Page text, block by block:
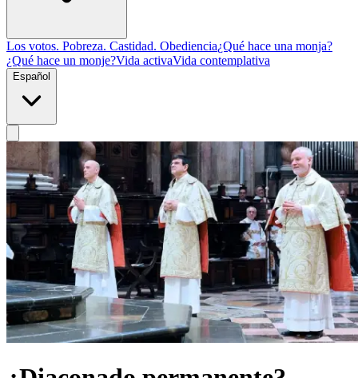
Los votos. Pobreza. Castidad. Obediencia¿Qué hace una monja?
¿Qué hace un monje?Vida activaVida contemplativa
Español